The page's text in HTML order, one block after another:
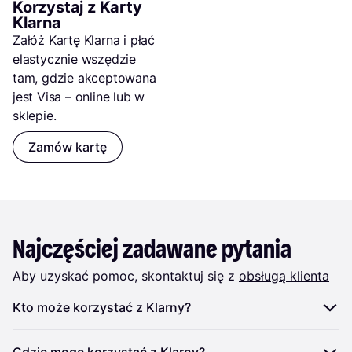
Korzystaj z Karty
Klarna
Załóż Kartę Klarna i płać
elastycznie wszędzie
tam, gdzie akceptowana
jest Visa – online lub w
sklepie.
Zamów kartę
Najczęściej zadawane pytania
Aby uzyskać pomoc, skontaktuj się z obsługą klienta
Kto może korzystać z Klarny?